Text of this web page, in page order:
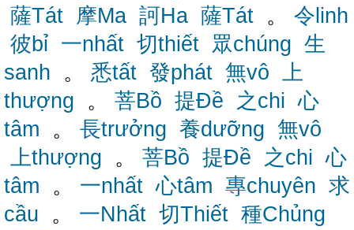
薩Tát 摩Ma 訶Ha 薩Tát 。 令linh
彼bỉ 一nhất 切thiết 眾chúng 生
sanh 。 悉tất 發phát 無vô 上
thượng 。 菩Bồ 提Đề 之chi 心
tâm 。 長trưởng 養dưỡng 無vô
上thượng 。 菩Bồ 提Đề 之chi 心
tâm 。 一nhất 心tâm 專chuyên 求
cầu 。 一Nhất 切Thiết 種Chủng